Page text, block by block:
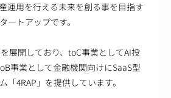
運用を行える未来を創る事を目指す
ートアップです。
展開しており、toC事業としてAI投
事業として金融機関向けにSaaS型
「4RAP」を提供しています。